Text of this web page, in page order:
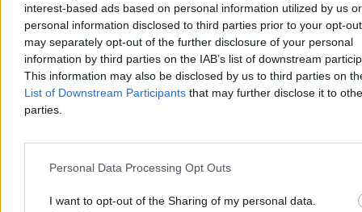
interest-based ads based on personal information utilized by us or
personal information disclosed to third parties prior to your opt-
may separately opt-out of the further disclosure of your personal
information by third parties on the IAB’s list of downstream
This information may also be disclosed by us to third parties on
List of Downstream Participants that may further disclose it to
parties.
Personal Data Processing Opt Outs
I want to opt-out of the Sharing of my personal data.